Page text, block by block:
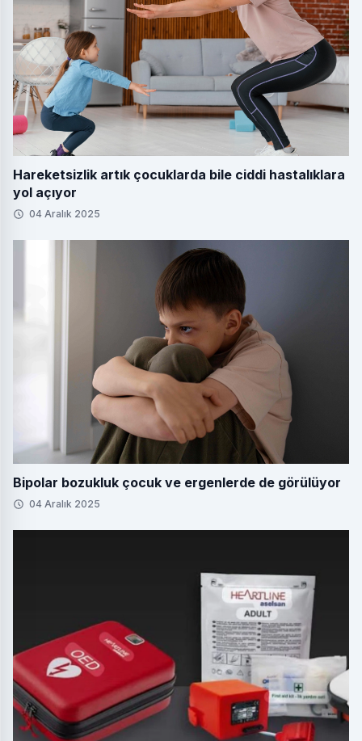
Hareketsizlik artık çocuklarda bile ciddi hastalıklara
yol açıyor
04 Aralık 2025
Bipolar bozukluk çocuk ve ergenlerde de görülüyor
04 Aralık 2025